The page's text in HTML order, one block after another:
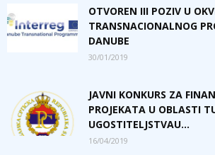
OTVOREN III POZIV U
TRANSNACIONALNOG
DANUBE
30/01/2019
JAVNI KONKURS ZA
PROJEKATA U OBLASTI
UGOSTITELJSTVAU...
16/04/2019